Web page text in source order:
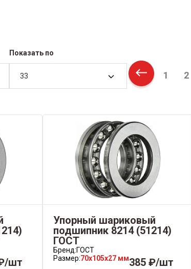
Показать по
33 Previous
1 2
шт
Упорный шариковый
подшипник 8214 (51214)
ГОСТ
Бренд:ГОСТ
Размер:70x105x27 мм385 ₽/шт